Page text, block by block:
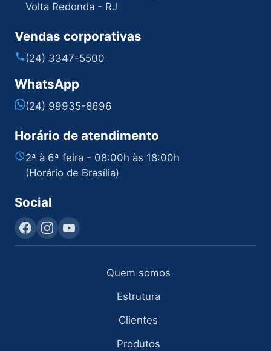
Volta Redonda - RJ
Vendas corporativas
(24) 3347-5500
WhatsApp
(24) 99935-8696
Horário de atendimento
2ª à 6ª feira - 08:00h às 18:00h
(Horário de Brasília)
Social
Quem somos
Estrutura
Clientes
Produtos